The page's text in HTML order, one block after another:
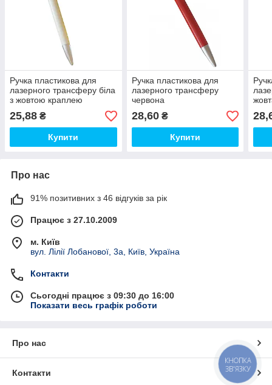
Ручка пластикова для
лазерного трансферу біла
з жовтою краплею
25,88 ₴
Купити
Ручка пластикова для
лазерного трансферу
червона
28,60₴
Купити
Про нас
91% позитивних з 46 відгуків за рік
Працює з 27.10.2009
м. Київ
вул. Лілії Лобанової, 3а, Київ, Україна
Контакти
Сьогодні працює з 09:30 до 16:00
Показати весь графік роботи
Про нас
Контакти
КНОПКА
ЗВ'ЯЗКУ